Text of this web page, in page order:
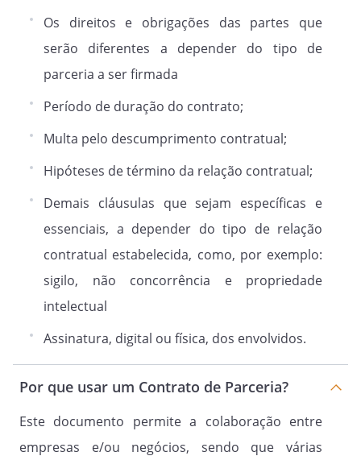
dados de terceiros e / ou informações
pessoais que possam ser obtidas ou
utilizadas por qualquer das partes em
decorrência do presente Contrato
(“Dados”) serão recolhidos, utilizados,
os padrões geralmente aceitos para
coleta de dados, pela legislação aplicável,
qual seja a Lei 13.709/2018.
Todas as comunicações e notificações
decorrentes deste Contrato serão
meio escrito.
. As Partes elegem o foro da Comarca de
para conhecer e
Os direitos e obrigações das partes que
serão diferentes a depender do tipo de
parceria a ser firmada
Período de duração do contrato;
Multa pelo descumprimento contratual;
Hipóteses de término da relação contratual;
Demais cláusulas que sejam específicas e
essenciais, a depender do tipo de relação
contratual estabelecida, como, por exemplo:
sigilo, não concorrência e propriedade
intelectual
Assinatura, digital ou física, dos envolvidos.
Por que usar um Contrato de Parceria?
Este documento permite a colaboração entre
empresas e/ou negócios, sendo que várias